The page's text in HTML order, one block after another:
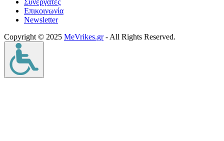
Συνεργάτες
Επικοινωνία
Νewsletter
Copyright © 2025 MeVrikes.gr- All Rights Reserved.